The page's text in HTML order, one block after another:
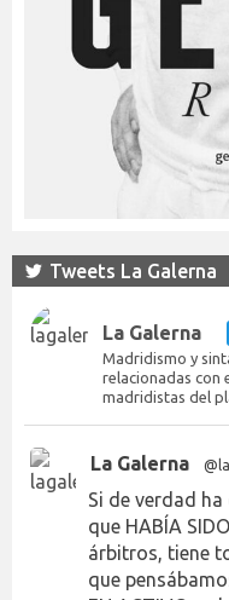
Tweets La Galerna
La Galerna
Madridismo y
relacionadas con
madridistas del
La Galerna
Si de verdad
que HABÍA
árbitros, tiene
que